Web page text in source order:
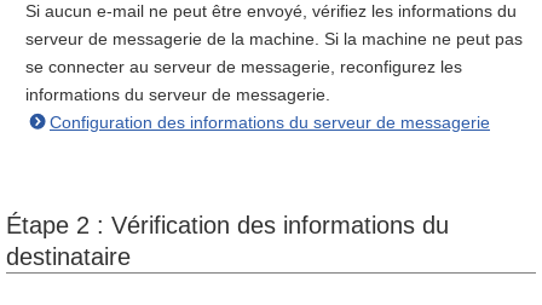
Si aucun e-mail ne peut être envoyé, vérifiez les informations du
serveur de messagerie de la machine. Si la machine ne peut pas
se connecter au serveur de messagerie, reconfigurez les
informations du serveur de messagerie.
Configuration des informations du serveur de messagerie
Étape 2 : Vérification des informations du
destinataire